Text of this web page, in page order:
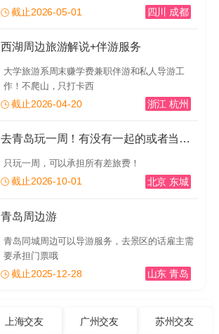
截止2026-05-01 四川 成都
西湖周边旅游解说+伴游服务
大学旅游系周末赚学费兼职伴游和私人导游工
作！不爬山，只打卡西
截止2026-04-20 浙江 杭州
去青岛玩一周！有没有一起的或者当地的导游推荐一下！有
只玩一周，可以承担所有差旅费！
截止2026-10-01 北京 东城
青岛周边游
青岛同城周边可以导游服务，去景区的话雇主需
要承担门票哦
截止2025-12-28 山东 青岛
上海交友 广州交友 苏州交友